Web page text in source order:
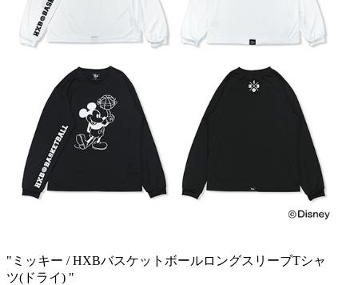
"ミッキー / HXBバスケットボールロングスリーブTシャ
ツ(ドライ) "